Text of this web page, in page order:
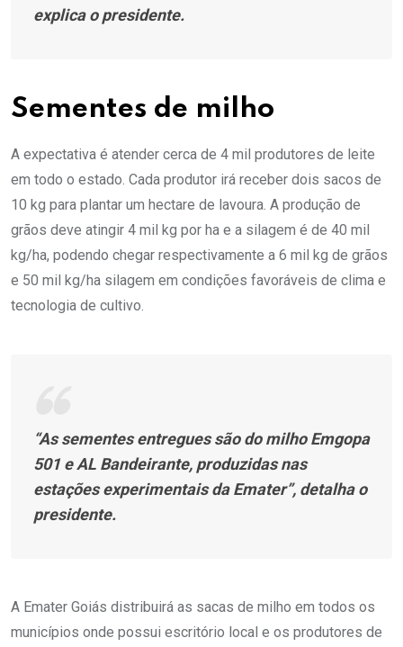
explica o presidente.
Sementes de milho
A expectativa é atender cerca de 4 mil produtores de leite
em todo o estado. Cada produtor irá receber dois sacos de
10 kg para plantar um hectare de lavoura. A produção de
grãos deve atingir 4 mil kg por ha e a silagem é de 40 mil
kg/ha, podendo chegar respectivamente a 6 mil kg de grãos
e 50 mil kg/ha silagem em condições favoráveis de clima e
tecnologia de cultivo.
“As sementes entregues são do milho Emgopa
501 e AL Bandeirante, produzidas nas
estações experimentais da Emater”, detalha o
presidente.
A Emater Goiás distribuirá as sacas de milho em todos os
municípios onde possui escritório local e os produtores de